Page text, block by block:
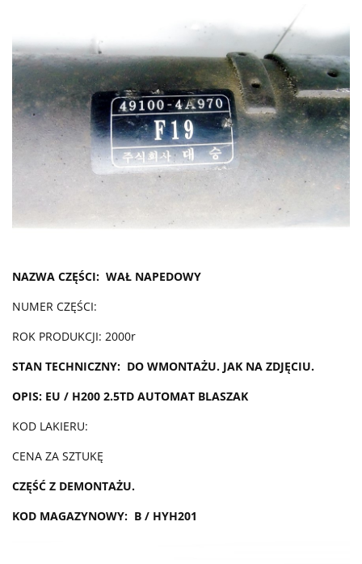
NAZWA CZĘŚCI: WAŁ NAPEDOWY
NUMER CZĘŚCI:
ROK PRODUKCJI: 2000r
STAN TECHNICZNY: DO WMONTAŻU. JAK NA ZDJĘCIU.
OPIS: EU / H200 2.5TD AUTOMAT BLASZAK
KOD LAKIERU:
CENA ZA SZTUKĘ
CZĘŚĆ Z DEMONTAŻU.
KOD MAGAZYNOWY: B / HYH201